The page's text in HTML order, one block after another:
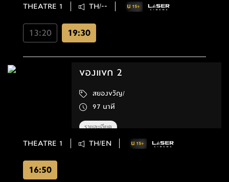
THEATRE 1 TH/--
13:20 19:30
ของแขก 2
สยองขวัญ/
97 นาที
รายละเอียด
THEATRE 1 TH/EN
16:50